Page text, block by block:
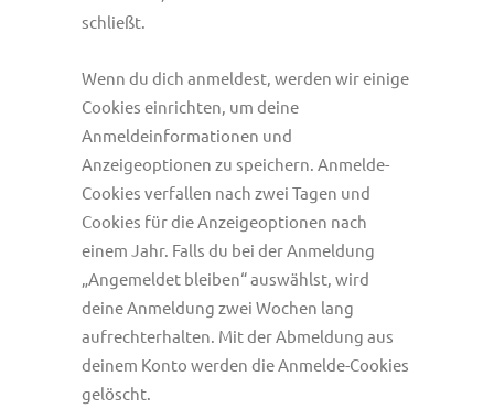
schließt.
Wenn du dich anmeldest, werden wir einige
Cookies einrichten, um deine
Anmeldeinformationen und
Anzeigeoptionen zu speichern. Anmelde-
Cookies verfallen nach zwei Tagen und
Cookies für die Anzeigeoptionen nach
einem Jahr. Falls du bei der Anmeldung
„Angemeldet bleiben“ auswählst, wird
deine Anmeldung zwei Wochen lang
aufrechterhalten. Mit der Abmeldung aus
deinem Konto werden die Anmelde-Cookies
gelöscht.